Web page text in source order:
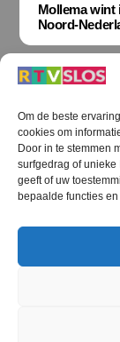
Om de beste
cookies om
Door in te stemmen
surfgedrag of unieke
geeft of uw
bepaalde functies
Mollema wint
Noord-
RTV SLOS